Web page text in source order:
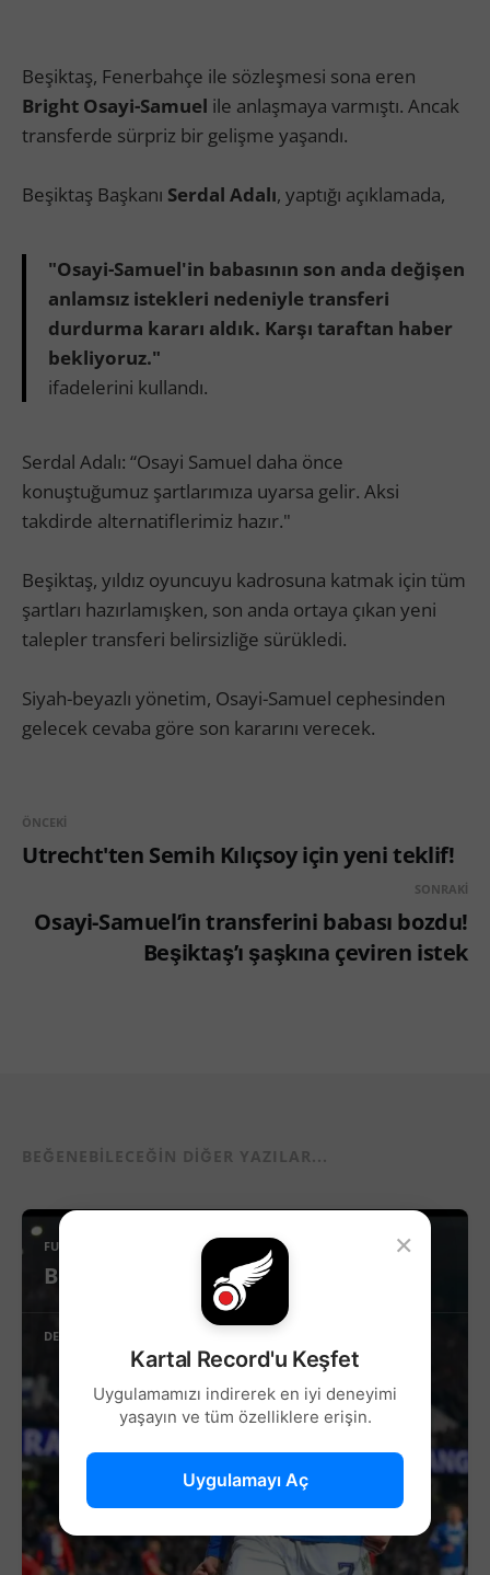
Beşiktaş, Fenerbahçe ile sözleşmesi sona eren
Bright Osayi-Samuel ile anlaşmaya varmıştı. Ancak
transferde sürpriz bir gelişme yaşandı.
Beşiktaş Başkanı Serdal Adalı, yaptığı açıklamada,
"Osayi-Samuel'in babasının son anda değişen
anlamsız istekleri nedeniyle transferi
durdurma kararı aldık. Karşı taraftan haber
bekliyoruz."
ifadelerini kullandı.
Serdal Adalı: “Osayi Samuel daha önce
konuştuğumuz şartlarımıza uyarsa gelir. Aksi
takdirde alternatiflerimiz hazır."
Beşiktaş, yıldız oyuncuyu kadrosuna katmak için tüm
şartları hazırlamışken, son anda ortaya çıkan yeni
talepler transferi belirsizliğe sürükledi.
Siyah-beyazlı yönetim, Osayi-Samuel cephesinden
gelecek cevaba göre son kararını verecek.
ÖNCEKI
Utrecht'ten Semih Kılıçsoy için yeni teklif!
SONRAKI
Osayi-Samuel’in transferini babası bozdu!
Beşiktaş’ı şaşkına çeviren istek
BEĞENEBILECEĞIN DIĞER YAZILAR...
FUTBOL
Beşiktaş’ta Sağ Kanat İçin Yeni Aday!
DEVAMINI OKU
×
Kartal Record'u Keşfet
Uygulamamızı indirerek en iyi deneyimi
yaşayın ve tüm özelliklere erişin.
Uygulamayı Aç